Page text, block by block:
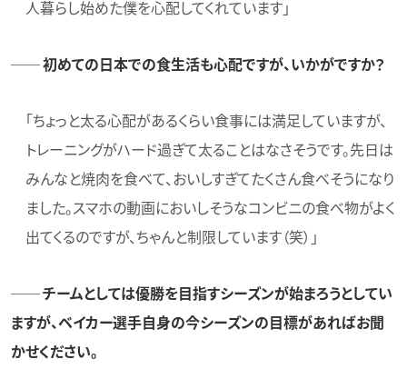
人暮らし始めた僕を心配してくれています」
── 初めての日本での食生活も心配ですが、いかがですか？
「ちょっと太る心配があるくらい食事には満足していますが、
トレーニングがハード過ぎて太ることはなさそうです。先日は
みんなと焼肉を食べて、おいしすぎてたくさん食べそうになり
ました。スマホの動画においしそうなコンビニの食べ物がよく
出てくるのですが、ちゃんと制限しています（笑）」
── チームとしては優勝を目指すシーズンが始まろうとしてい
ますが、ベイカー選手自身の今シーズンの目標があればお聞
かせください。